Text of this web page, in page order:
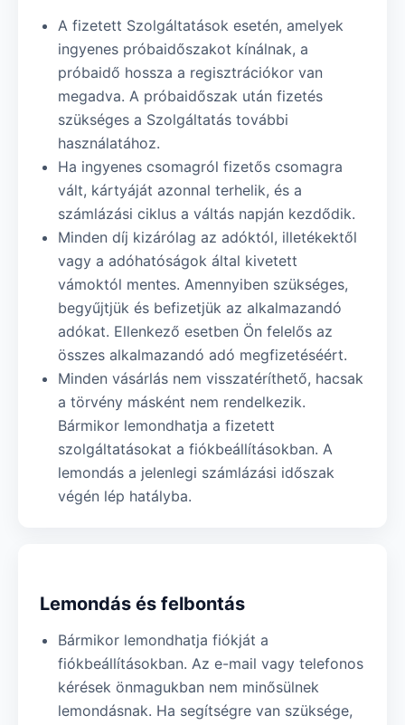
A fizetett Szolgáltatások esetén, amelyek
ingyenes próbaidőszakot kínálnak, a
próbaidő hossza a regisztrációkor van
megadva. A próbaidőszak után fizetés
szükséges a Szolgáltatás további
használatához.
Ha ingyenes csomagról fizetős csomagra
vált, kártyáját azonnal terhelik, és a
számlázási ciklus a váltás napján kezdődik.
Minden díj kizárólag az adóktól, illetékektől
vagy a adóhatóságok által kivetett
vámoktól mentes. Amennyiben szükséges,
begyűjtjük és befizetjük az alkalmazandó
adókat. Ellenkező esetben Ön felelős az
összes alkalmazandó adó megfizetéséért.
Minden vásárlás nem visszatéríthető, hacsak
a törvény másként nem rendelkezik.
Bármikor lemondhatja a fizetett
szolgáltatásokat a fiókbeállításokban. A
lemondás a jelenlegi számlázási időszak
végén lép hatályba.
Lemondás és felbontás
Bármikor lemondhatja fiókját a
fiókbeállításokban. Az e-mail vagy telefonos
kérések önmagukban nem minősülnek
lemondásnak. Ha segítségre van szüksége,